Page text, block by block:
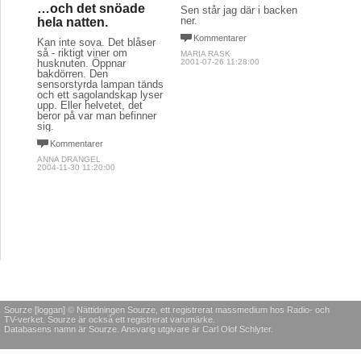
…och det snöade
hela natten.
Kan inte sova. Det blåser
så - riktigt viner om
husknuten. Öppnar
bakdörren. Den
sensorstyrda lampan tänds
och ett sagolandskap lyser
upp. Eller helvetet, det
beror på var man befinner
sig.
Kommentarer
ANNA DRANGEL
2004-11-30 11:20:00
Sen står jag där i backen
ner.
Kommentarer
MARIA RASK
2001-07-26 11:28:00
Sourze [loggan] © Nättidningen Sourze, ett registrerat massmedium hos Radio- och
TV-verket. Sourze är också ett registrerat varumärke.
Databasens namn är Sourze. Ansvarig utgivare är Carl Olof Schlyter.